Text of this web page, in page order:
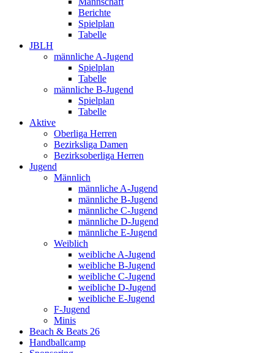
Berichte
Spielplan
Tabelle
JBLH
männliche A-Jugend
Spielplan
Tabelle
männliche B-Jugend
Spielplan
Tabelle
Aktive
Oberliga Herren
Bezirksliga Damen
Bezirksoberliga Herren
Jugend
Männlich
männliche A-Jugend
männliche B-Jugend
männliche C-Jugend
männliche D-Jugend
männliche E-Jugend
Weiblich
weibliche A-Jugend
weibliche B-Jugend
weibliche C-Jugend
weibliche D-Jugend
weibliche E-Jugend
F-Jugend
Minis
Beach & Beats 26
Handballcamp